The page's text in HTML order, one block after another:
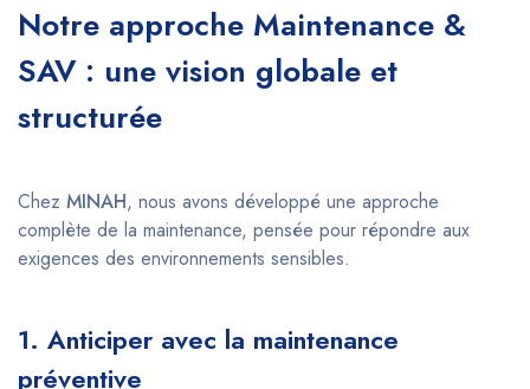
Notre approche Maintenance &
SAV : une vision globale et
structurée
Chez MINAH, nous avons développé une approche
complète de la maintenance, pensée pour répondre aux
exigences des environnements sensibles.
1. Anticiper avec la maintenance
préventive